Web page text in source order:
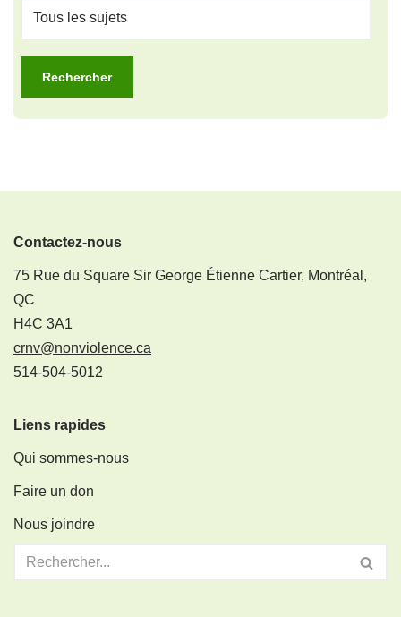
Contactez-nous
75 Rue du Square Sir George Étienne Cartier, Montréal,
QC
H4C 3A1
crnv@nonviolence.ca
514-504-5012
Liens rapides
Qui sommes-nous
Faire un don
Nous joindre